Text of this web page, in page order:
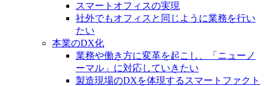
スマートオフィスの実現
社外でもオフィスと同じように業務を行い
たい
本業のDX化
業務や働き方に変革を起こし、「ニューノ
ーマル」に対応していきたい
製造現場のDXを体現するスマートファクト